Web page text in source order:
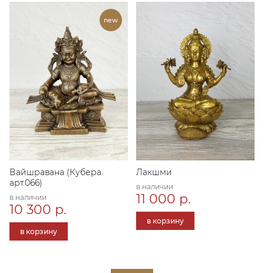
Вайшравана (Кубера.
арт.066)
в наличии
10 300 р.
в корзину
Лакшми
в наличии
11 000 р.
в корзину